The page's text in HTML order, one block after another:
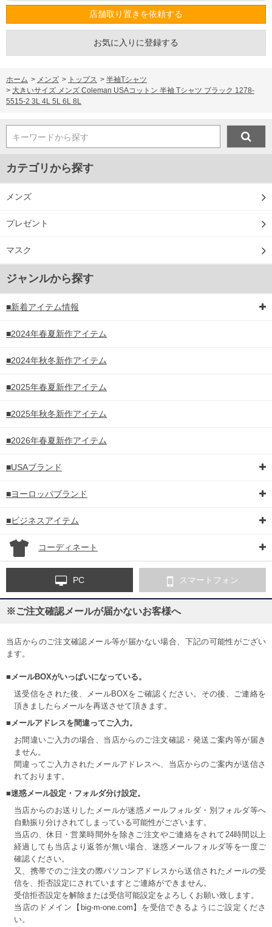
店舗取り置きを依頼する
お気に入りに登録する
ホーム > メンズ > トップス > 半袖Tシャツ
> 大きいサイズ メンズ Coleman USAコットン 半袖 Tシャツ ブラック 1278-
5515-2 3L 4L 5L 6L 8L
キーワードから探す
カテゴリから探す
メンズ
プレゼント
マスク
ジャンルから探す
■新着アイテム情報
■2024年春夏新作アイテム
■2024年秋冬新作アイテム
■2025年春夏新作アイテム
■2025年秋冬新作アイテム
■2026年春夏新作アイテム
■USAブランド
■ヨーロッパブランド
■ビジネスアイテム
コーディネート
PC スマートフォン
※ご注文確認メールが届かないお客様へ
当店からのご注文確認メール等が届かない場合、下記の可能性がござい
ます。
■メールBOXがいっぱいになっている。
送受信をされた後、メールBOXをご確認ください。その後、ご連絡を
頂きましたらメールを再送させて頂きます。
■メールアドレスを間違ってご入力。
お間違いご入力の場合、当店からのご注文確認・発送ご案内等が届き
ません。
間違ってご入力されたメールアドレスへ、当店からのご案内が送信さ
れております。
■迷惑メール設定・フォルダ分け設定。
当店からのお送りしたメールが迷惑メールフォルダ・別フォルダ等へ
自動振り分けされてしまっている可能性がございます。
当店の、休日・営業時間外を除きご注文やご連絡をされて24時間以上
経過しても当店より返答が無い場合、迷惑メールフォルダ等を一度ご
確認ください。
又、携帯でのご注文の際パソコンアドレスから送信されたメールの受
信を、拒否設定にされていますとご連絡ができません。
受信拒否設定を解除または受信可能設定をよろしくお願い致します。
当店のドメイン【big-m-one.com】を受信できるようにご設定くださ
い。